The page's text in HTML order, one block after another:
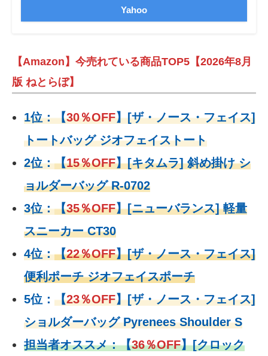
Yahoo
【Amazon】今売れている商品TOP5【2026年8月
版 ねとらぼ】
1位：【30％OFF】[ザ・ノース・フェイス]
トートバッグ ジオフェイストート
2位：【15％OFF】[キタムラ] 斜め掛け シ
ョルダーバッグ R-0702
3位：【35％OFF】[ニューバランス] 軽量
スニーカー CT30
4位：【22％OFF】[ザ・ノース・フェイス]
便利ポーチ ジオフェイスポーチ
5位： 【23％OFF】[ザ・ノース・フェイス]
ショルダーバッグ Pyrenees Shoulder S
担当者オススメ：【36％OFF】[クロック